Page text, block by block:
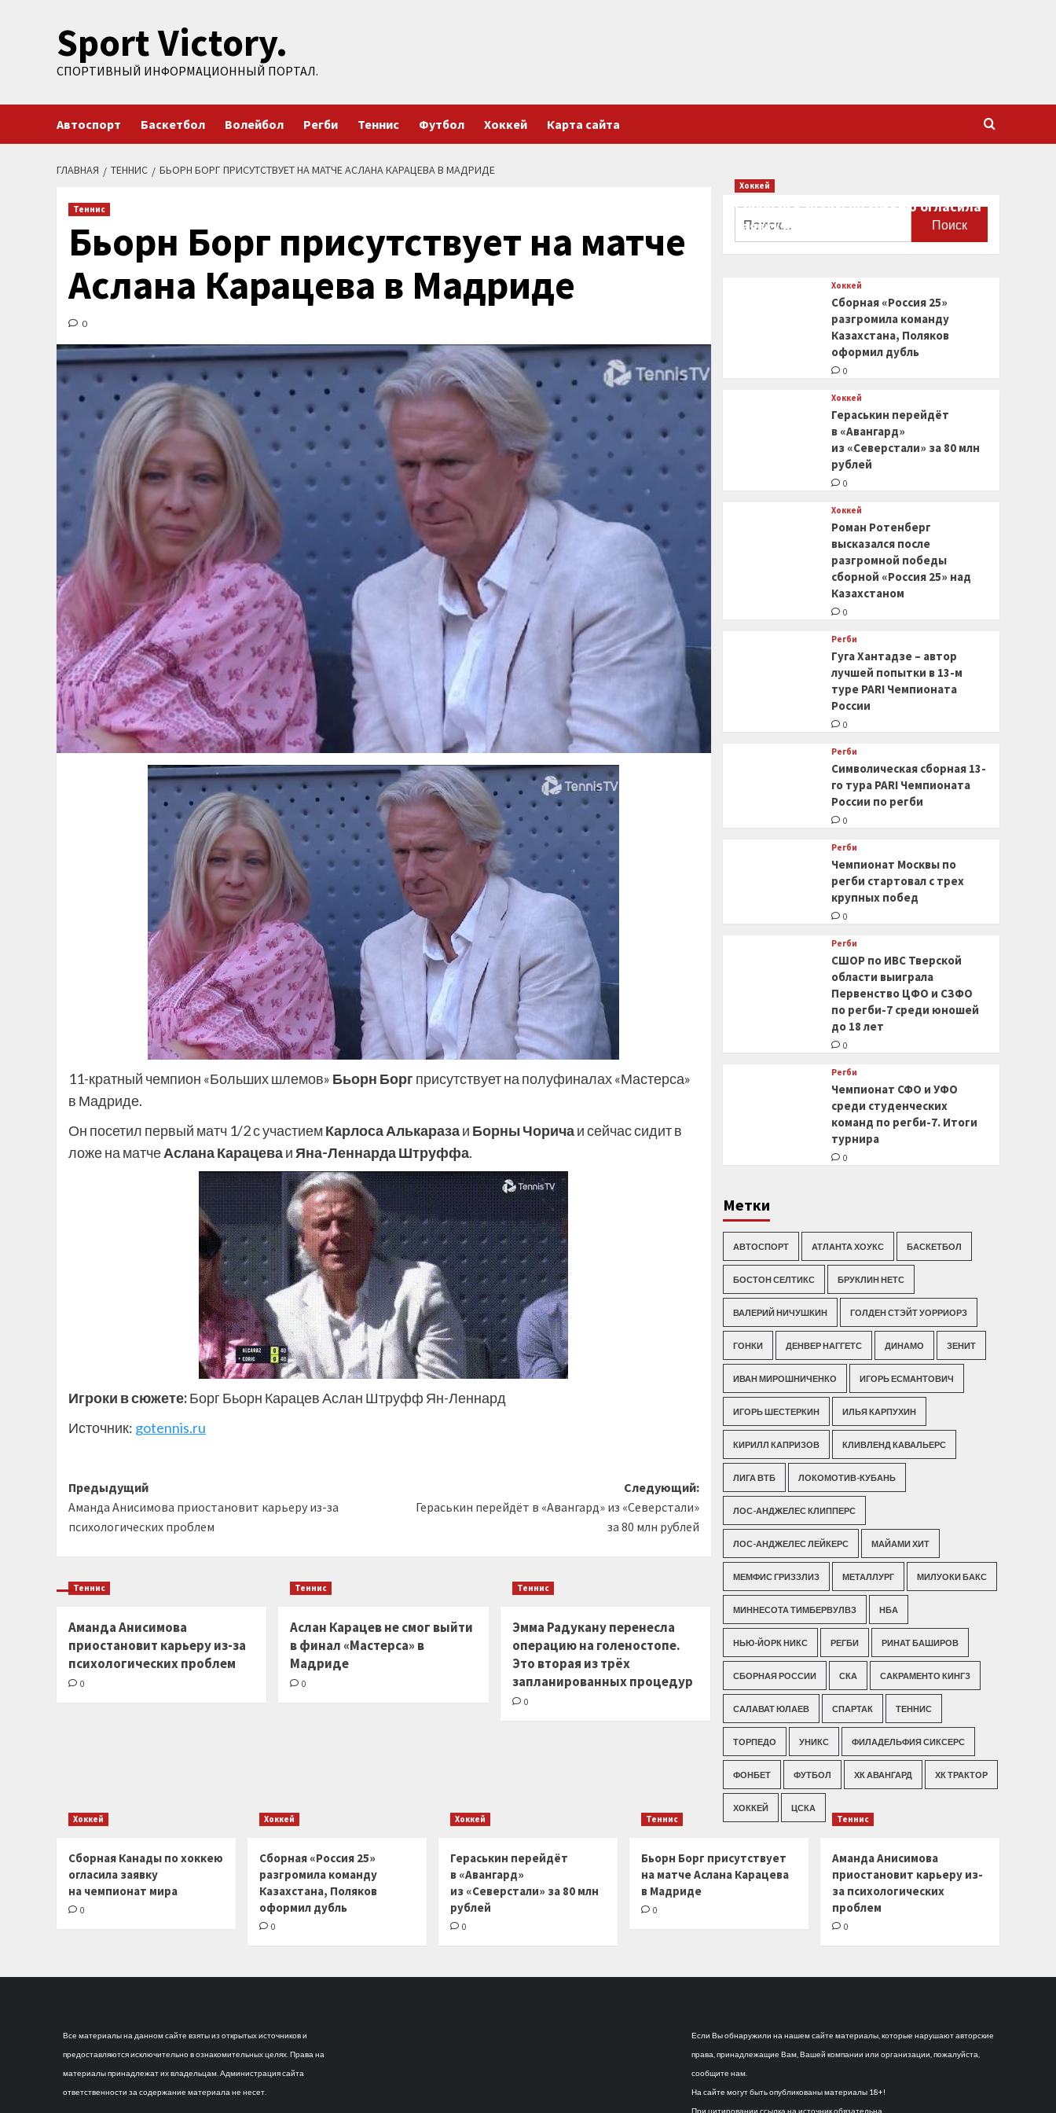
содержимомуSport Victory.
СПОРТИВНЫЙ ИНФОРМАЦИОННЫЙ ПОРТАЛ.
Автоспорт Баскетбол Волейбол Регби Теннис Футбол Хоккей Карта сайта
ГЛАВНАЯ ТЕННИС БЬОРН БОРГ ПРИСУТСТВУЕТ НА МАТЧЕ АСЛАНА КАРАЦЕВА В МАДРИДЕ
Теннис
Бьорн Борг присутствует на матче
Аслана Карацева в Мадриде
0
11-кратный чемпион «Больших шлемов» Бьорн Борг присутствует на полуфиналах «Мастерса»
в Мадриде.
Он посетил первый матч 1/2 с участиемКарлоса Алькаразаи Борны Чоричаи сейчас сидит в
ложе на матчеАслана Карацеваи Яна-Леннарда Штруффа.
Игроки в сюжете:Борг Бьорн Карацев Аслан Штруфф Ян-Леннард
Источник: gotennis.ru
Навигация
записи
Предыдущий
Аманда Анисимова приостановит карьеру из-за
психологических проблем
Следующий:
Гераськин перейдёт в «Авангард» из «Северстали»
за 80 млн рублей
Теннис
Аманда Анисимова
приостановит карьеру из-за
психологических проблем
0
Теннис
Аслан Карацев не смог выйти
в финал «Мастерса» в
Мадриде
0
Теннис
Эмма Радукану перенесла
операцию на голеностопе.
Это вторая из трёх
запланированных процедур
0
Хоккей
Сборная Канады по хоккею огласила
заявку на чемпионат мира
Хоккей
Сборная «Россия 25»
разгромила команду
Казахстана, Поляков
оформил дубль
0
Хоккей
Гераськин перейдёт
в «Авангард»
из «Северстали» за 80 млн
рублей
0
Хоккей
Роман Ротенберг
высказался после
разгромной победы
сборной «Россия 25» над
Казахстаном
0
Регби
Гуга Хантадзе – автор
лучшей попытки в 13-м
туре PARI Чемпионата
России
0
Регби
Символическая сборная 13-
го тура PARI Чемпионата
России по регби
0
Регби
Чемпионат Москвы по
регби стартовал с трех
крупных побед
0
Регби
СШОР по ИВС Тверской
области выиграла
Первенство ЦФО и СЗФО
по регби-7 среди юношей
до 18 лет
0
Регби
Чемпионат СФО и УФО
среди студенческих
команд по регби-7. Итоги
турнира
0
Метки
АВТОСПОРТ АТЛАНТА ХОУКС БАСКЕТБОЛ
БОСТОН СЕЛТИКС БРУКЛИН НЕТС
ВАЛЕРИЙ НИЧУШКИН ГОЛДЕН СТЭЙТ УОРРИОРЗ
ГОНКИ ДЕНВЕР НАГГЕТС ДИНАМО ЗЕНИТ
ИВАН МИРОШНИЧЕНКО ИГОРЬ ЕСМАНТОВИЧ
ИГОРЬ ШЕСТЕРКИН ИЛЬЯ КАРПУХИН
КИРИЛЛ КАПРИЗОВ КЛИВЛЕНД КАВАЛЬЕРС
ЛИГА ВТБ ЛОКОМОТИВ-КУБАНЬ
ЛОС-АНДЖЕЛЕС КЛИППЕРС
ЛОС-АНДЖЕЛЕС ЛЕЙКЕРС МАЙАМИ ХИТ
МЕМФИС ГРИЗЗЛИЗ МЕТАЛЛУРГ МИЛУОКИ БАКС
МИННЕСОТА ТИМБЕРВУЛВЗ НБА
НЬЮ-ЙОРК НИКС РЕГБИ РИНАТ БАШИРОВ
СБОРНАЯ РОССИИ СКА САКРАМЕНТО КИНГЗ
САЛАВАТ ЮЛАЕВ СПАРТАК ТЕННИС
ТОРПЕДО УНИКС ФИЛАДЕЛЬФИЯ СИКСЕРС
ФОНБЕТ ФУТБОЛ ХК АВАНГАРД ХК ТРАКТОР
ХОККЕЙ ЦСКА
Хоккей
Сборная Канады по хоккею
огласила заявку
на чемпионат мира
0
Хоккей
Сборная «Россия 25»
разгромила команду
Казахстана, Поляков
оформил дубль
0
Хоккей
Гераськин перейдёт
в «Авангард»
из «Северстали» за 80 млн
рублей
0
Теннис
Бьорн Борг присутствует
на матче Аслана Карацева
в Мадриде
0
Теннис
Аманда Анисимова
приостановит карьеру из-
за психологических
проблем
0
Все материалы на данном сайте взяты из открытых источников и
предоставляются исключительно в ознакомительных целях. Права на
материалы принадлежат их владельцам. Администрация сайта
ответственности за содержание материала не несет.
Если Вы обнаружили на нашем сайте материалы, которые нарушают авторские
права, принадлежащие Вам, Вашей компании или организации, пожалуйста,
сообщите нам.
На сайте могут быть опубликованы материалы 18+!
При цитировании ссылка на источник обязательна.